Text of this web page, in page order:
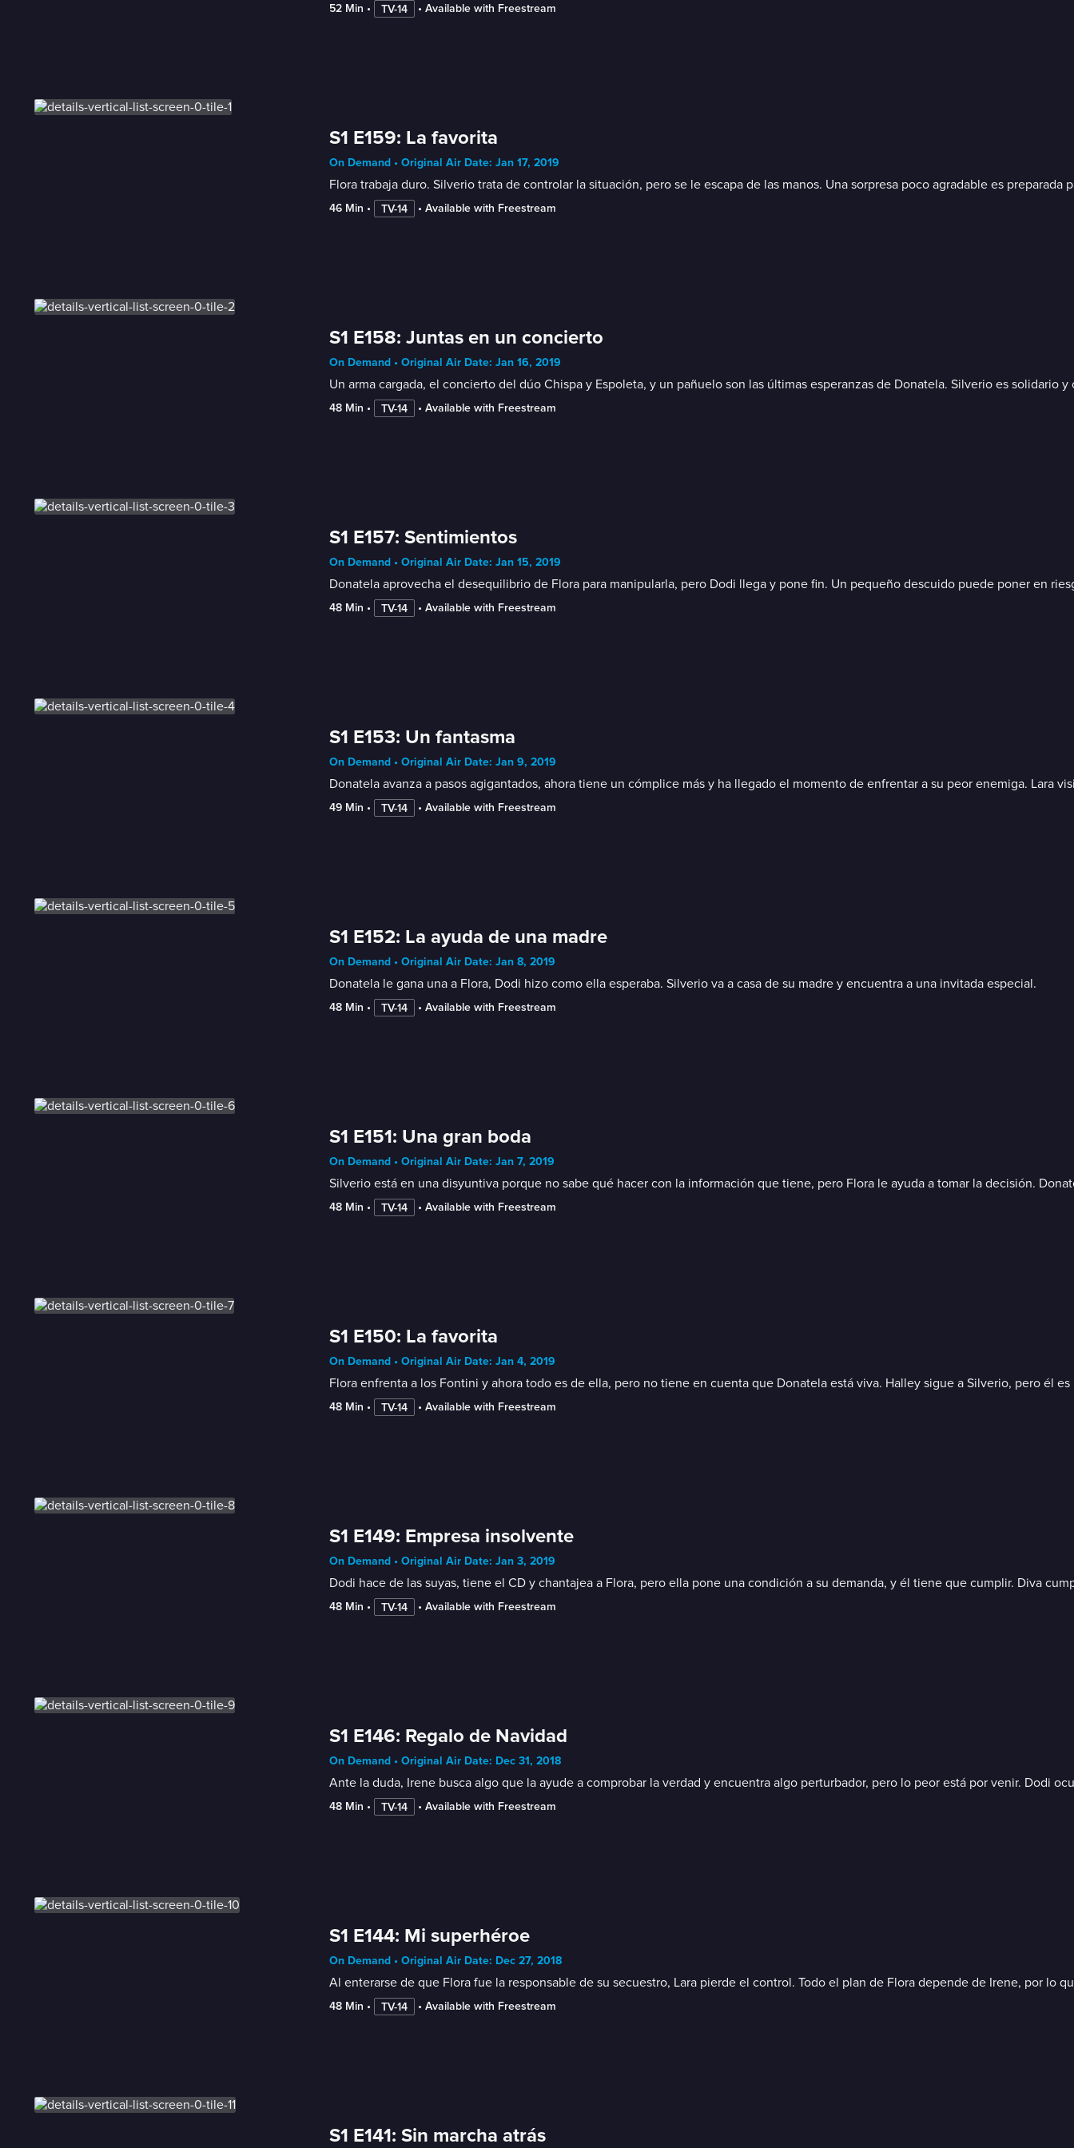
52 Min • TV-14 • Available with Freestream
S1 E159: La favorita
On Demand • Original Air Date: Jan 17, 2019
Flora trabaja duro. Silverio trata de controlar la situación, pero se le escapa de las manos. Una sorpresa poco agradable es preparada
46 Min • TV-14 • Available with Freestream
S1 E158: Juntas en un concierto
On Demand • Original Air Date: Jan 16, 2019
Un arma cargada, el concierto del dúo Chispa y Espoleta, y un pañuelo son las últimas esperanzas de Donatela. Silverio es solidario
48 Min • TV-14 • Available with Freestream
S1 E157: Sentimientos
On Demand • Original Air Date: Jan 15, 2019
Donatela aprovecha el desequilibrio de Flora para manipularla, pero Dodi llega y pone fin. Un pequeño descuido puede poner en
48 Min • TV-14 • Available with Freestream
S1 E153: Un fantasma
On Demand • Original Air Date: Jan 9, 2019
Donatela avanza a pasos agigantados, ahora tiene un cómplice más y ha llegado el momento de enfrentar a su peor enemiga. Lara
49 Min • TV-14 • Available with Freestream
S1 E152: La ayuda de una madre
On Demand • Original Air Date: Jan 8, 2019
Donatela le gana una a Flora, Dodi hizo como ella esperaba. Silverio va a casa de su madre y encuentra a una invitada especial.
48 Min • TV-14 • Available with Freestream
S1 E151: Una gran boda
On Demand • Original Air Date: Jan 7, 2019
Silverio está en una disyuntiva porque no sabe qué hacer con la información que tiene, pero Flora le ayuda a tomar la decisión.
48 Min • TV-14 • Available with Freestream
S1 E150: La favorita
On Demand • Original Air Date: Jan 4, 2019
Flora enfrenta a los Fontini y ahora todo es de ella, pero no tiene en cuenta que Donatela está viva. Halley sigue a Silverio, pero él es
48 Min • TV-14 • Available with Freestream
S1 E149: Empresa insolvente
On Demand • Original Air Date: Jan 3, 2019
Dodi hace de las suyas, tiene el CD y chantajea a Flora, pero ella pone una condición a su demanda, y él tiene que cumplir. Diva
48 Min • TV-14 • Available with Freestream
S1 E146: Regalo de Navidad
On Demand • Original Air Date: Dec 31, 2018
Ante la duda, Irene busca algo que la ayude a comprobar la verdad y encuentra algo perturbador, pero lo peor está por venir. Dodi
48 Min • TV-14 • Available with Freestream
S1 E144: Mi superhéroe
On Demand • Original Air Date: Dec 27, 2018
Al enterarse de que Flora fue la responsable de su secuestro, Lara pierde el control. Todo el plan de Flora depende de Irene, por lo
48 Min • TV-14 • Available with Freestream
S1 E141: Sin marcha atrás